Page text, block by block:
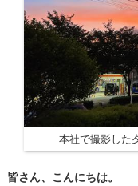
本社で撮影した
皆さん、こんにちは。